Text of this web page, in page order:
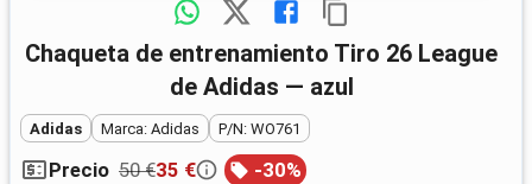
Chaqueta de entrenamiento Tiro 26 League
de Adidas — azul
Adidas Marca: Adidas P/N: WO761
Precio 50 €35 € -30%